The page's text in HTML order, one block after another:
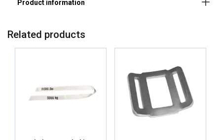
Related products
Ta strona używa plików
cookie
personalizacji treści, reklam i analizy
naszego ruchu. Udostępniamy również
informacje o tym, jak korzystasz z naszej
witryny, naszym partnerom reklamowym
i analitycznym, którzy mogą łączyć je z